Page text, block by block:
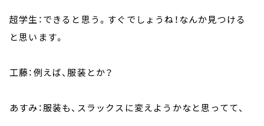
超学生：できると思う。すぐでしょうね！なんか見つける
と思います。
工藤：例えば、服装とか？
あすみ：服装も、スラックスに変えようかなと思ってて、